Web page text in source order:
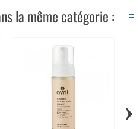
la même catégorie :
›